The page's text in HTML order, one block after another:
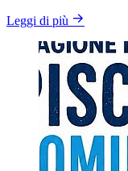
Leggi di più